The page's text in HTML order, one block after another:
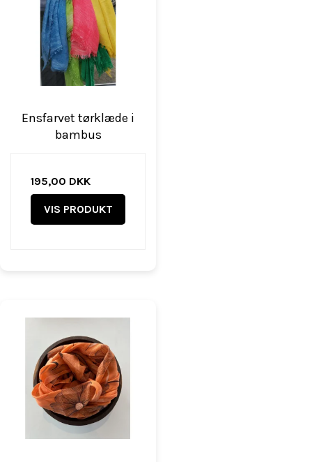
Ensfarvet tørklæde i
bambus
195,00 DKK
VIS PRODUKT